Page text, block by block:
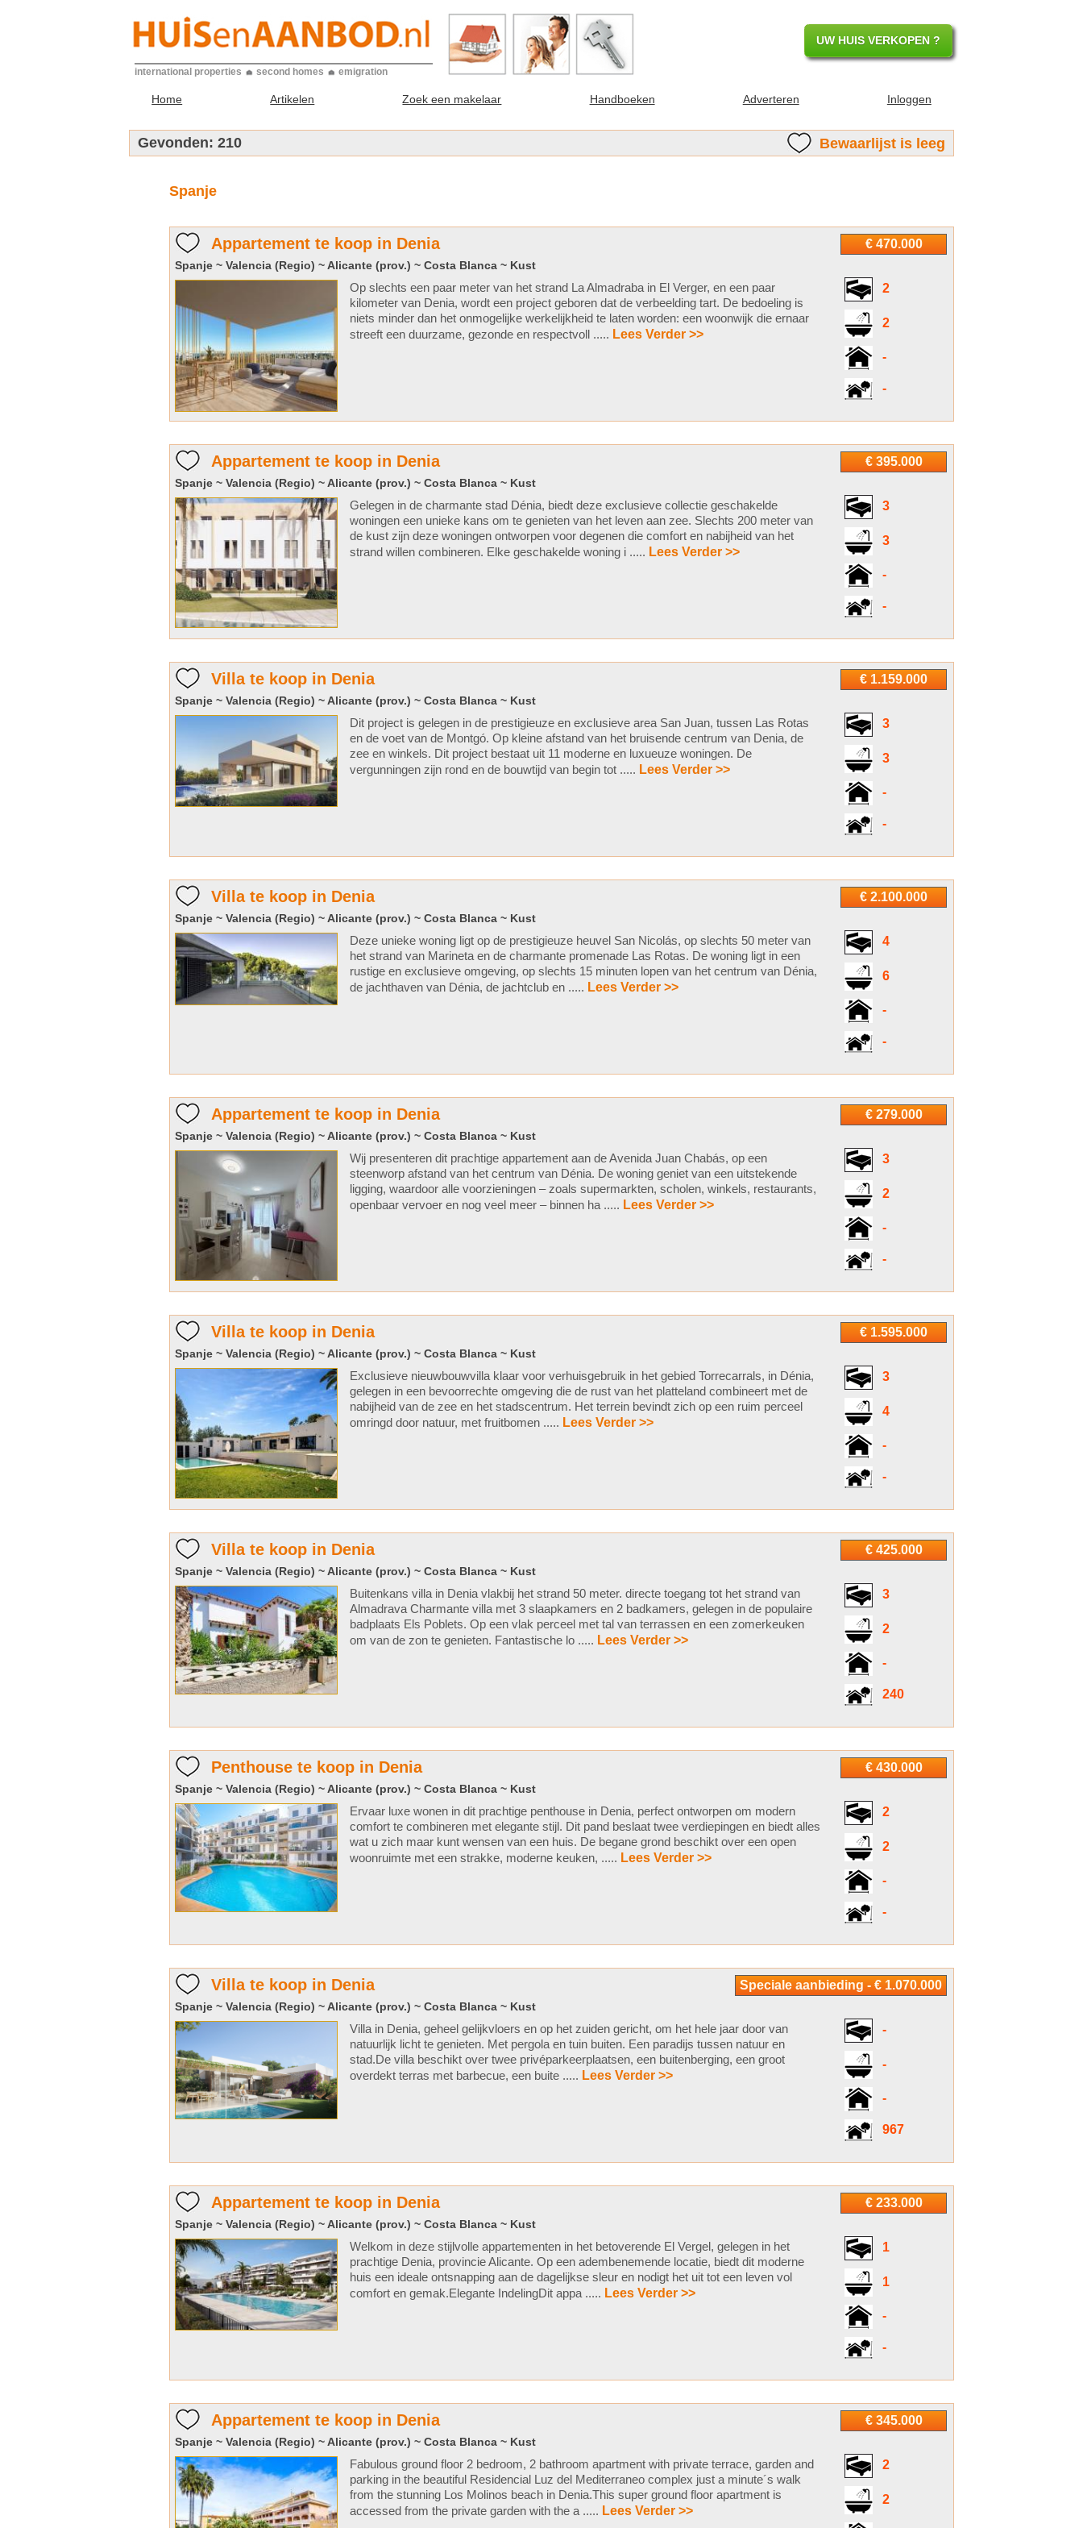
international properties second homes emigration
UW HUIS VERKOPEN ?
Home Artikelen Zoek een makelaar Handboeken Adverteren Inloggen
Gevonden: 210 Bewaarlijst is leeg
Spanje
€ 470.000
Appartement te koop in Denia
Spanje ~ Valencia (Regio) ~ Alicante (prov.) ~ Costa Blanca ~ Kust
2
2
-
-
Op slechts een paar meter van het strand La Almadraba in El Verger, en een paar
kilometer van Denia, wordt een project geboren dat de verbeelding tart. De bedoeling is
niets minder dan het onmogelijke werkelijkheid te laten worden: een woonwijk die ernaar
streeft een duurzame, gezonde en respectvoll ..... Lees Verder >>
€ 395.000
Appartement te koop in Denia
Spanje ~ Valencia (Regio) ~ Alicante (prov.) ~ Costa Blanca ~ Kust
3
3
-
-
Gelegen in de charmante stad Dénia, biedt deze exclusieve collectie geschakelde
woningen een unieke kans om te genieten van het leven aan zee. Slechts 200 meter van
de kust zijn deze woningen ontworpen voor degenen die comfort en nabijheid van het
strand willen combineren. Elke geschakelde woning i ..... Lees Verder >>
€ 1.159.000
Villa te koop in Denia
Spanje ~ Valencia (Regio) ~ Alicante (prov.) ~ Costa Blanca ~ Kust
3
3
-
-
Dit project is gelegen in de prestigieuze en exclusieve area San Juan, tussen Las Rotas
en de voet van de Montgó. Op kleine afstand van het bruisende centrum van Denia, de
zee en winkels. Dit project bestaat uit 11 moderne en luxueuze woningen. De
vergunningen zijn rond en de bouwtijd van begin tot ..... Lees Verder >>
€ 2.100.000
Villa te koop in Denia
Spanje ~ Valencia (Regio) ~ Alicante (prov.) ~ Costa Blanca ~ Kust
4
6
-
-
Deze unieke woning ligt op de prestigieuze heuvel San Nicolás, op slechts 50 meter van
het strand van Marineta en de charmante promenade Las Rotas. De woning ligt in een
rustige en exclusieve omgeving, op slechts 15 minuten lopen van het centrum van Dénia,
de jachthaven van Dénia, de jachtclub en ..... Lees Verder >>
€ 279.000
Appartement te koop in Denia
Spanje ~ Valencia (Regio) ~ Alicante (prov.) ~ Costa Blanca ~ Kust
3
2
-
-
Wij presenteren dit prachtige appartement aan de Avenida Juan Chabás, op een
steenworp afstand van het centrum van Dénia. De woning geniet van een uitstekende
ligging, waardoor alle voorzieningen – zoals supermarkten, scholen, winkels, restaurants,
openbaar vervoer en nog veel meer – binnen ha ..... Lees Verder >>
€ 1.595.000
Villa te koop in Denia
Spanje ~ Valencia (Regio) ~ Alicante (prov.) ~ Costa Blanca ~ Kust
3
4
-
-
Exclusieve nieuwbouwvilla klaar voor verhuisgebruik in het gebied Torrecarrals, in Dénia,
gelegen in een bevoorrechte omgeving die de rust van het platteland combineert met de
nabijheid van de zee en het stadscentrum. Het terrein bevindt zich op een ruim perceel
omringd door natuur, met fruitbomen ..... Lees Verder >>
€ 425.000
Villa te koop in Denia
Spanje ~ Valencia (Regio) ~ Alicante (prov.) ~ Costa Blanca ~ Kust
3
2
-
240
Buitenkans villa in Denia vlakbij het strand 50 meter. directe toegang tot het strand van
Almadrava Charmante villa met 3 slaapkamers en 2 badkamers, gelegen in de populaire
badplaats Els Poblets. Op een vlak perceel met tal van terrassen en een zomerkeuken
om van de zon te genieten. Fantastische lo ..... Lees Verder >>
€ 430.000
Penthouse te koop in Denia
Spanje ~ Valencia (Regio) ~ Alicante (prov.) ~ Costa Blanca ~ Kust
2
2
-
-
Ervaar luxe wonen in dit prachtige penthouse in Denia, perfect ontworpen om modern
comfort te combineren met elegante stijl. Dit pand beslaat twee verdiepingen en biedt alles
wat u zich maar kunt wensen van een huis. De begane grond beschikt over een open
woonruimte met een strakke, moderne keuken, ..... Lees Verder >>
Speciale aanbieding - € 1.070.000
Villa te koop in Denia
Spanje ~ Valencia (Regio) ~ Alicante (prov.) ~ Costa Blanca ~ Kust
-
-
-
967
Villa in Denia, geheel gelijkvloers en op het zuiden gericht, om het hele jaar door van
natuurlijk licht te genieten. Met pergola en tuin buiten. Een paradijs tussen natuur en
stad.De villa beschikt over twee privéparkeerplaatsen, een buitenberging, een groot
overdekt terras met barbecue, een buite ..... Lees Verder >>
€ 233.000
Appartement te koop in Denia
Spanje ~ Valencia (Regio) ~ Alicante (prov.) ~ Costa Blanca ~ Kust
1
1
-
-
Welkom in deze stijlvolle appartementen in het betoverende El Vergel, gelegen in het
prachtige Denia, provincie Alicante. Op een adembenemende locatie, biedt dit moderne
huis een ideale ontsnapping aan de dagelijkse sleur en nodigt het uit tot een leven vol
comfort en gemak.Elegante IndelingDit appa ..... Lees Verder >>
€ 345.000
Appartement te koop in Denia
Spanje ~ Valencia (Regio) ~ Alicante (prov.) ~ Costa Blanca ~ Kust
2
2
Fabulous ground floor 2 bedroom, 2 bathroom apartment with private terrace, garden and
parking in the beautiful Residencial Luz del Mediterraneo complex just a minute´s walk
from the stunning Los Molinos beach in Denia.This super ground floor apartment is
accessed from the private garden with the a ..... Lees Verder >>